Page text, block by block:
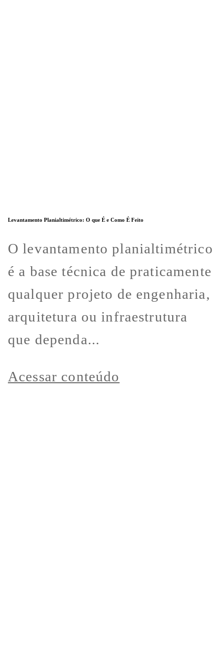
Levantamento Planialtimétrico: O que É e Como É Feito
O levantamento planialtimétrico
é a base técnica de praticamente
qualquer projeto de engenharia,
arquitetura ou infraestrutura
que dependa...
Acessar conteúdo